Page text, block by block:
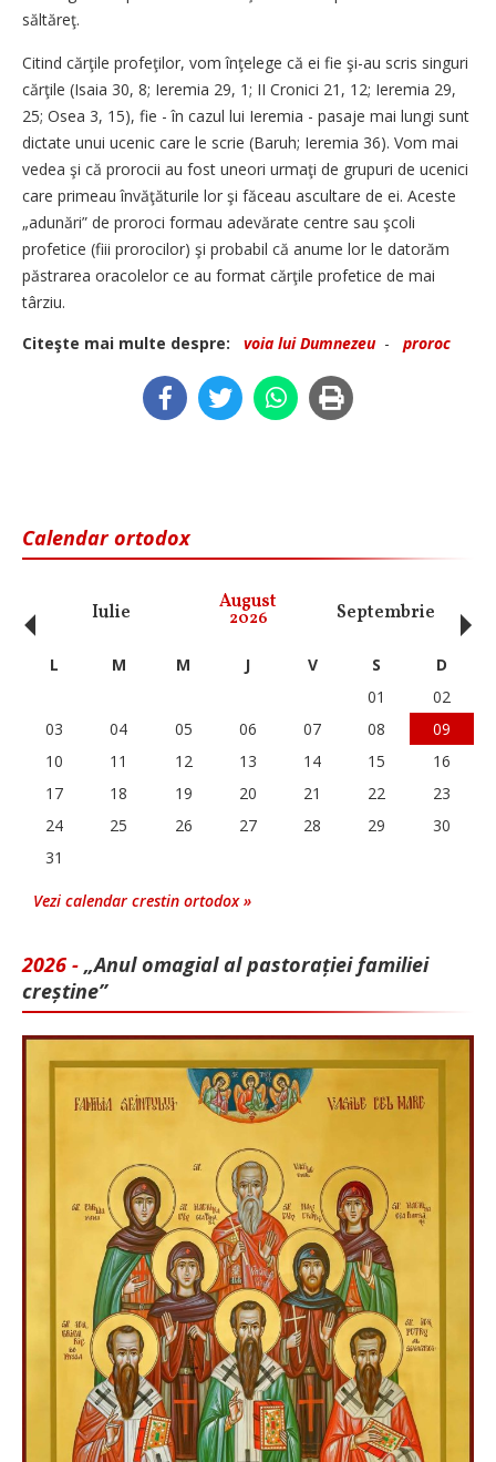
săltăreţ.
Citind cărţile profeţilor, vom înţelege că ei fie şi-au scris singuri
cărţile (Isaia 30, 8; Ieremia 29, 1; II Cronici 21, 12; Ieremia 29,
25; Osea 3, 15), fie - în cazul lui Ieremia - pasaje mai lungi sunt
dictate unui ucenic care le scrie (Baruh; Ieremia 36). Vom mai
vedea şi că prorocii au fost uneori urmaţi de grupuri de ucenici
care primeau învăţăturile lor şi făceau ascultare de ei. Aceste
„adunări” de proroci formau adevărate centre sau şcoli
profetice (fiii prorocilor) şi probabil că anume lor le datorăm
păstrarea oracolelor ce au format cărţile profetice de mai
târziu.
Citeşte mai multe despre:
voia lui Dumnezeu- proroc
Calendar ortodox
Iulie August
2026 Septembrie
‹ L M M J V S
D
01
02
03
04 05 06 07 08
09
10
11 12 13 14 15
16
17
18 19 20 21 22
23
24
25 26 27 28 29
30
31
Vezi calendar crestin ortodox »
2026 - „Anul omagial al pastorației familiei
creștine”